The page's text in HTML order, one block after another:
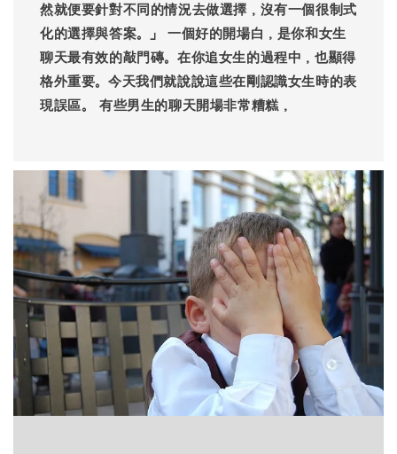
然就便要針對不同的情況去做選擇，沒有一個很制式
化的選擇與答案。」 一個好的開場白，是你和女生
聊天最有效的敲門磚。在你追女生的過程中，也顯得
格外重要。今天我們就說說這些在剛認識女生時的表
現誤區。 有些男生的聊天開場非常糟糕，